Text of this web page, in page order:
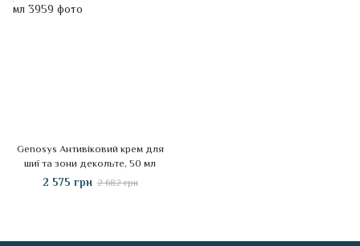
Genosys Антивіковий крем для
шиї та зони декольте, 50 мл
2 575 грн 2 682 грн